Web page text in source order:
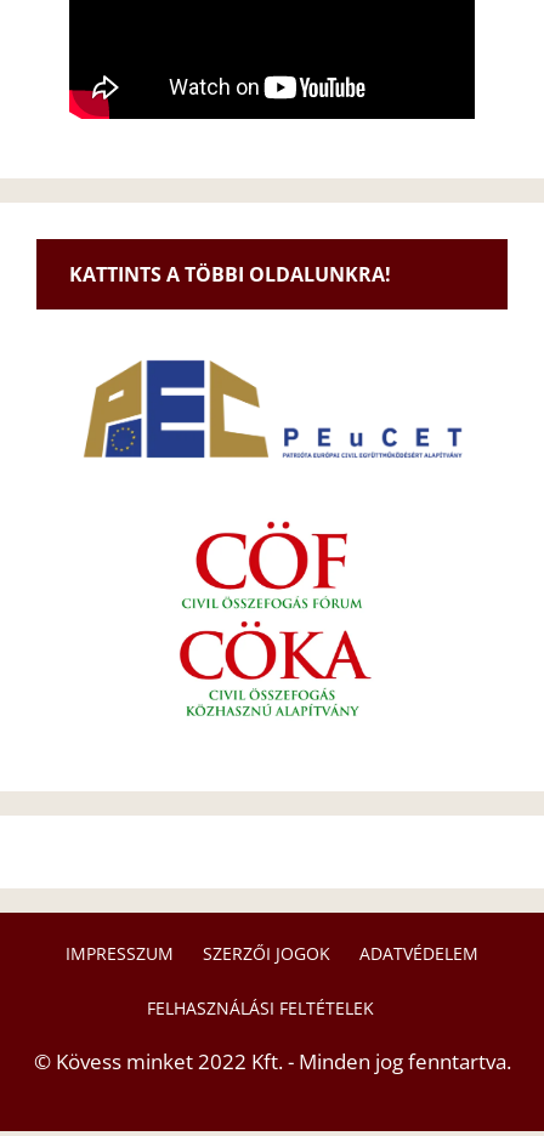
KATTINTS A TÖBBI OLDALUNKRA!
IMPRESSZUM SZERZŐI JOGOK ADATVÉDELEM
FELHASZNÁLÁSI FELTÉTELEK
© Kövess minket 2022 Kft. - Minden jog fenntartva.